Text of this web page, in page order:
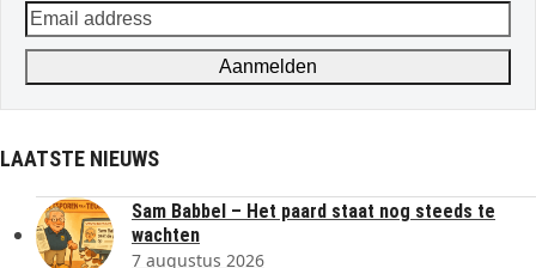
Email
address
Aanmelden
LAATSTE NIEUWS
Sam Babbel – Het paard staat nog steeds te
wachten
7 augustus 2026